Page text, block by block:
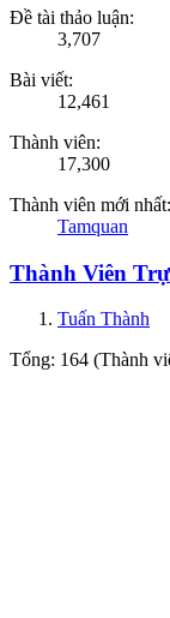
Đề tài thảo luận:
3,707
Bài viết:
12,461
Thành viên:
17,300
Thành viên mới nhất:
Tamquan
Thành Viên
Tuấn Thành
Tổng: 164 (Thành